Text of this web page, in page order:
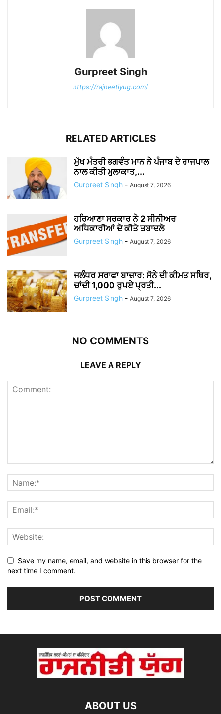
Gurpreet Singh
https://rajneetiyug.com/
RELATED ARTICLES
ਮੁੱਖ ਮੰਤਰੀ ਭਗਵੰਤ ਮਾਨ ਨੇ ਪੰਜਾਬ ਦੇ ਰਾਜਪਾਲ
ਨਾਲ ਕੀਤੀ ਮੁਲਾਕਾਤ,...
Gurpreet Singh - August 7, 2026
ਹਰਿਆਣਾ ਸਰਕਾਰ ਨੇ 2 ਸੀਨੀਅਰ
ਅਧਿਕਾਰੀਆਂ ਦੇ ਕੀਤੇ ਤਬਾਦਲੇ
Gurpreet Singh - August 7, 2026
ਜਲੰਧਰ ਸਰਾਫਾ ਬਾਜ਼ਾਰ: ਸੋਨੇ ਦੀ ਕੀਮਤ ਸਥਿਰ,
ਚਾਂਦੀ 1,000 ਰੁਪਏ ਪ੍ਰਤੀ...
Gurpreet Singh - August 7, 2026
NO COMMENTS
LEAVE A REPLY
Save my name, email, and website in this browser for the
next time I comment.
ABOUT US